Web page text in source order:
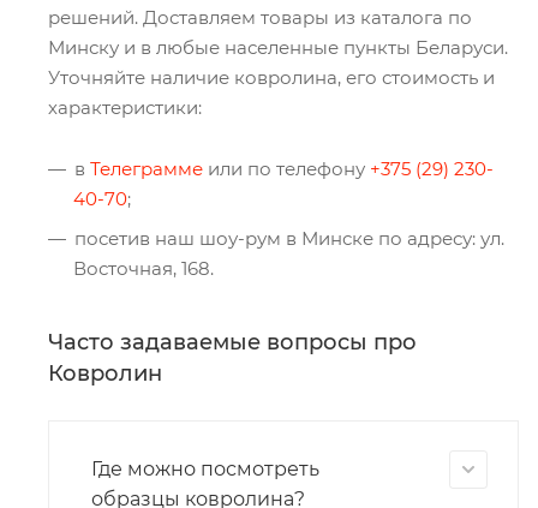
решений. Доставляем товары из каталога по
Минску и в любые населенные пункты Беларуси.
Уточняйте наличие ковролина, его стоимость и
характеристики:
в Телеграмме или по телефону +375 (29) 230-
40-70;
посетив наш шоу-рум в Минске по адресу: ул.
Восточная, 168.
Часто задаваемые вопросы про
Ковролин
Где можно посмотреть
образцы ковролина?